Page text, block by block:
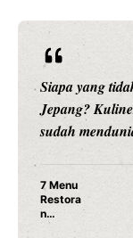
Siapa yang
Jepang?
sudah
7 Menu
Restora
n
Jepang